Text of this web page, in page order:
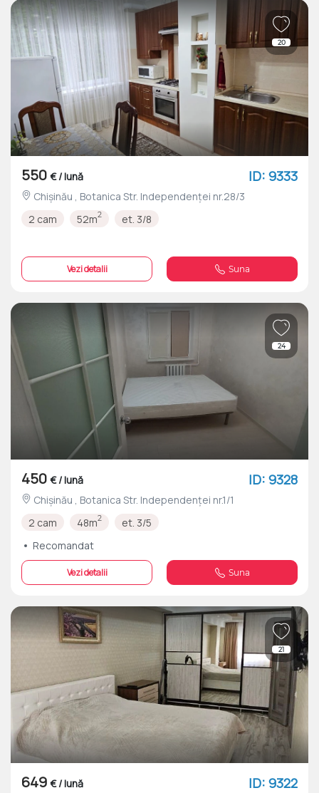
20
550 € / lună ID: 9333
Chișinău , Botanica Str. Independenței nr.28/3
2 cam
52m2 et. 3/8
Vezi detalii Suna
24
450 € / lună ID: 9328
Chișinău , Botanica Str. Independenței nr.1/1
2 cam
48m2
et. 3/5
Recomandat
Vezi detalii Suna
21
649 € / lună ID: 9322